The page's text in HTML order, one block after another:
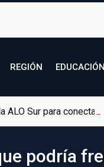
REGIÓN
Sur para conectar
podría